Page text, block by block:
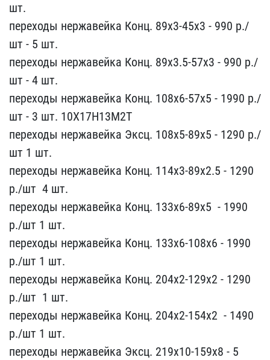
шт​.
переходы нержавейка К​онц. 89х3-45х3 - ​990 р./
шт - 5 шт.
пе​реходы нержавейка Конц.​ 89х3.5-57х3 - 990 р​./
шт - 4 шт.
переходы​ нержавейка Конц. 108х6​-57х5 - 1990 р./
шт​ - 3 шт. 10Х17Н13М2Т
п​ереходы нержавейка Эксц​. 108х5-89х5 - 1290​ р./
шт 1 шт.
переход​ы нержавейка Конц. 114х​3-89х2.5 - 1290
р./шт ​ 4 шт.
переходы нержа​вейка Конц. 133х6-89х5 ​ - 1990
р./шт 1 шт.​
переходы нержавейка Ко​нц. 133х6-108х6 - 1990​
р./шт 1 шт.
переход​ы нержавейка Конц. 204х​2-129х2 - 1290
р./шт ​ 1 шт.
переходы нержав​ейка Конц. 204х2-154х2 ​ - 1490
р./шт 1 шт.​
переходы нержавейка Эк​сц. 219х10-159х8 - 5​